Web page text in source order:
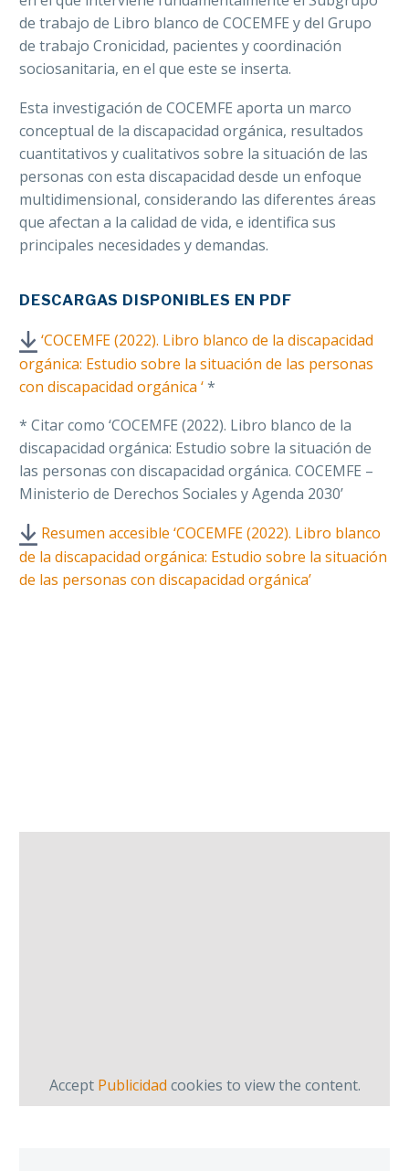
de trabajo de Libro blanco de COCEMFE y del Grupo
de trabajo Cronicidad, pacientes y coordinación
sociosanitaria, en el que este se inserta.
Esta investigación de COCEMFE aporta un marco
conceptual de la discapacidad orgánica, resultados
cuantitativos y cualitativos sobre la situación de las
personas con esta discapacidad desde un enfoque
multidimensional, considerando las diferentes áreas
que afectan a la calidad de vida, e identifica sus
principales necesidades y demandas.
DESCARGAS DISPONIBLES EN PDF
‘COCEMFE (2022). Libro blanco de la discapacidad
orgánica: Estudio sobre la situación de las personas
con discapacidad orgánica ‘*
* Citar como ‘COCEMFE (2022). Libro blanco de la
discapacidad orgánica: Estudio sobre la situación de
las personas con discapacidad orgánica. COCEMFE –
Ministerio de Derechos Sociales y Agenda 2030’
Resumen accesible ‘COCEMFE (2022). Libro blanco
de la discapacidad orgánica: Estudio sobre la situación
de las personas con discapacidad orgánica’
Accept Publicidad cookies to view the content.